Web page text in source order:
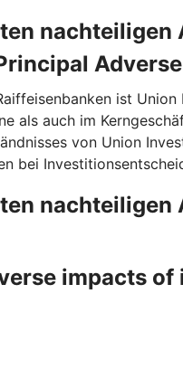
ist
als auch im
von Union
bei
impacts